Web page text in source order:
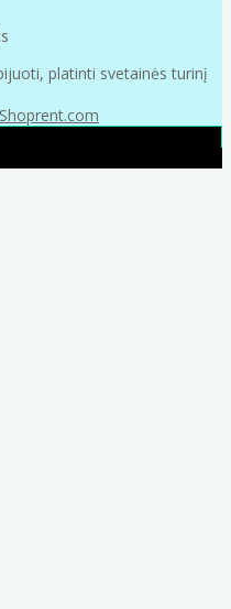
platinti svetainės turinį